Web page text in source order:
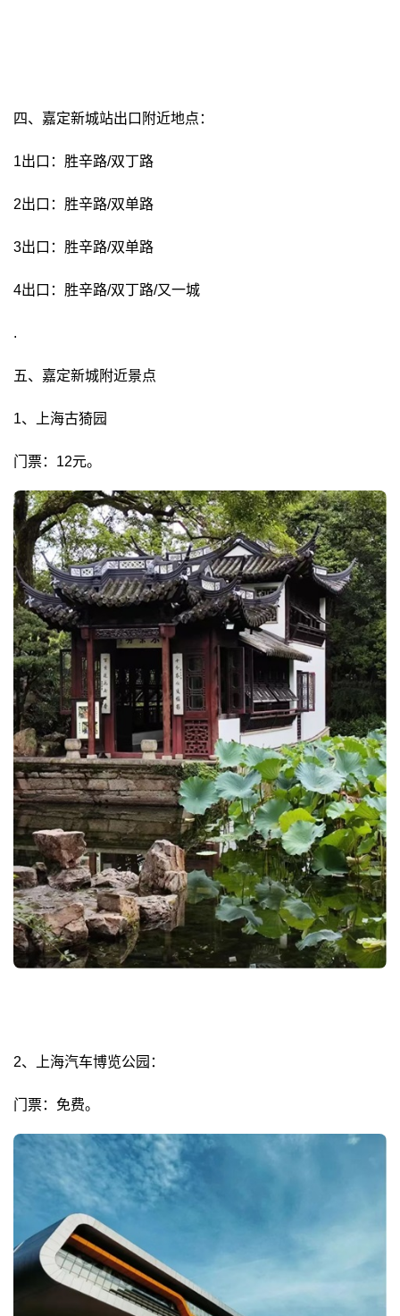
四、嘉定新城站出口附近地点：
1出口：胜辛路/双丁路
2出口：胜辛路/双单路
3出口：胜辛路/双单路
4出口：胜辛路/双丁路/又一城
.
五、嘉定新城附近景点
1、上海古猗园
门票：12元。
2、上海汽车博览公园：
门票：免费。